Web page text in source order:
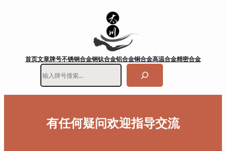
首页文章牌号不锈钢合金钢钛合金铝合金铜合金高温合金精密合金
有任何疑问欢迎指导交流